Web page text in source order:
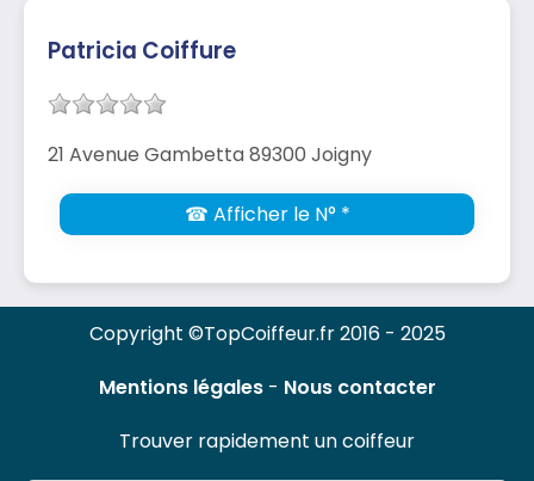
Patricia Coiffure
21 Avenue Gambetta 89300 Joigny
☎ Afficher le N° *
Copyright ©TopCoiffeur.fr 2016 - 2025
Mentions légales- Nous contacter
Trouver rapidement un coiffeur